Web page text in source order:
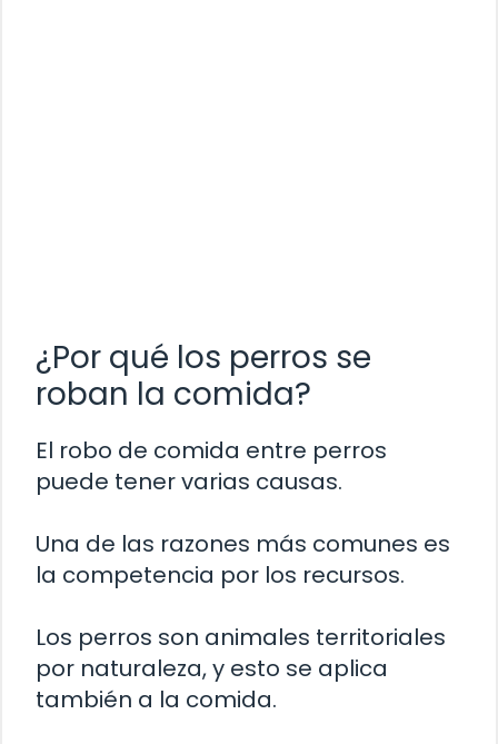
¿Por qué los perros se
roban la comida?
El robo de comida entre perros
puede tener varias causas.
Una de las razones más comunes es
la competencia por los recursos.
Los perros son animales territoriales
por naturaleza, y esto se aplica
también a la comida.